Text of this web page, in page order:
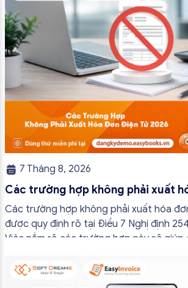
7 Tháng 8, 2026
Các trường hợp không phải xuất
2026
Các trường hợp không phải xuất hóa
được quy định rõ tại Điều 7 Nghị định
Việc nắm rõ các trường hợp này sẽ giúp
tránh lập hóa đơn không cần thiết hoặc